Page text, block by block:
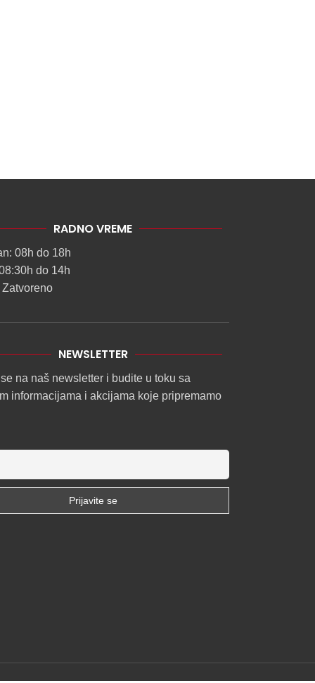
RADNO VREME
08h do 18h
do 14h
NEWSLETTER
na naš newsletter i budite u toku sa
informacijama i akcijama koje pripremamo